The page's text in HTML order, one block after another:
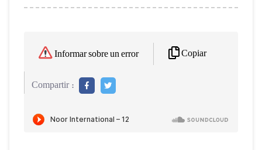
Informar sobre un error Copiar
Compartir :